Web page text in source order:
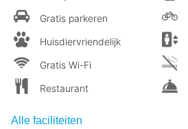
Gratis parkeren
Huisdiervriendelijk
Gratis Wi-Fi
Restaurant
Alle faciliteiten